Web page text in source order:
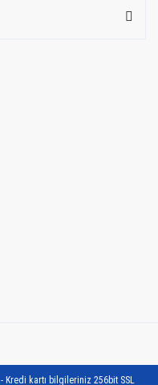
Kredi kartı bilgileriniz 256bit SSL